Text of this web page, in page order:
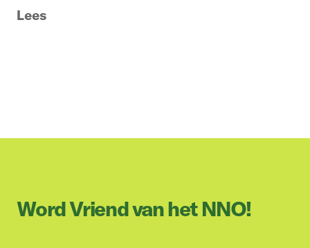
Lees
Word Vriend van het NNO!